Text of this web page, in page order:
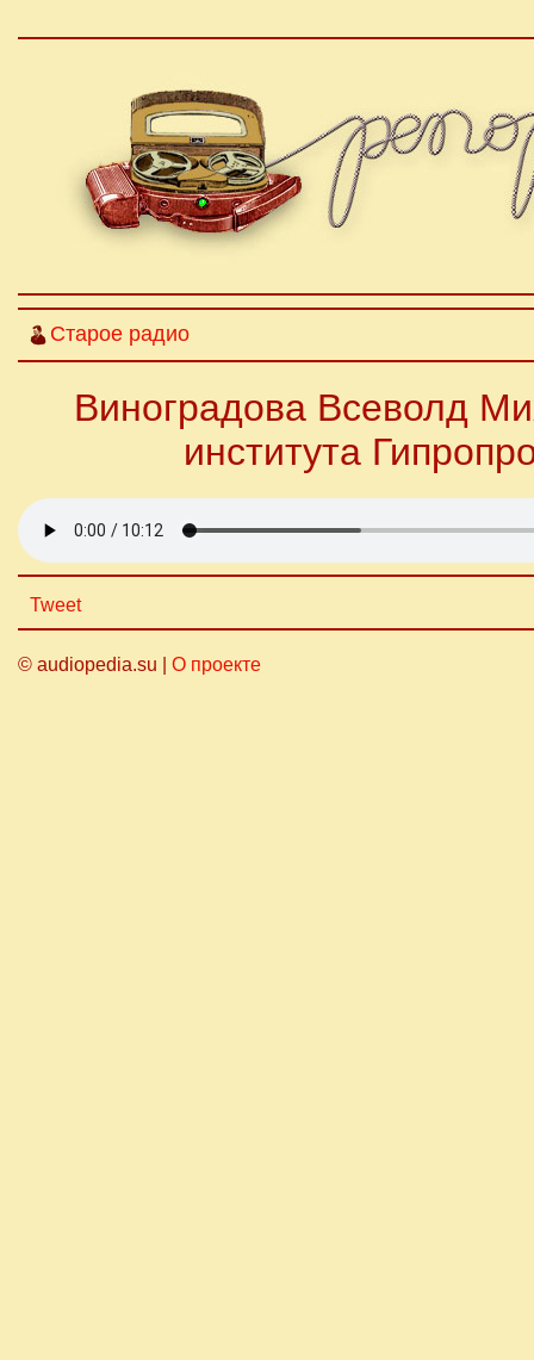
Старое радио
Виноградова Всеволд
института
Tweet
© audiopedia.su | О проекте